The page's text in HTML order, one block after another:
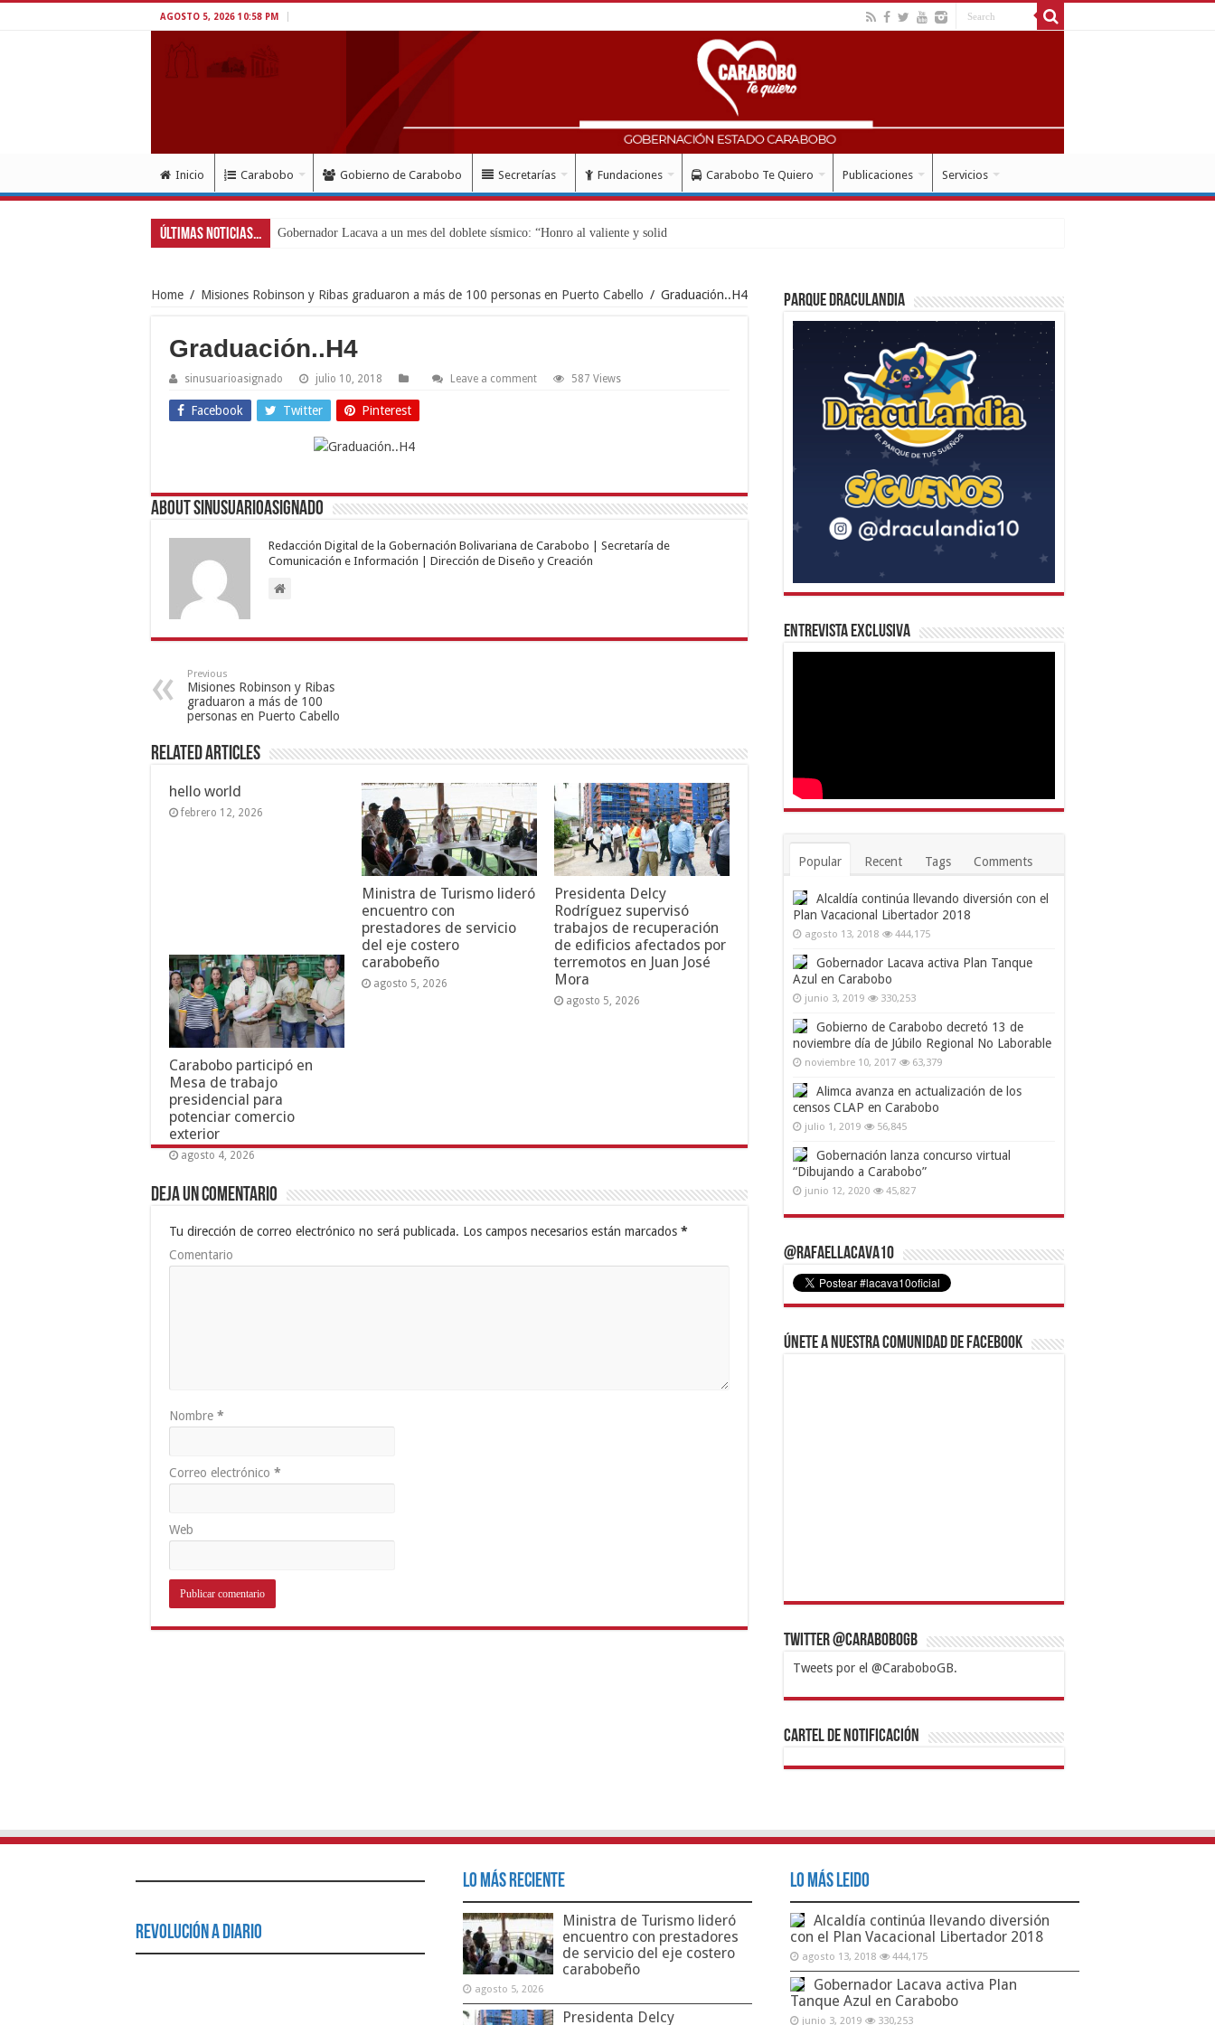
AGOSTO 5, 2026 10:58 PM
Inicio Carabobo Gobierno de Carabobo Secretarías Fundaciones Carabobo Te Quiero Publicaciones Servicios
Últimas Noticias... Gobernador Lacava a un mes del doblete sísmico: “Honro al valiente y solidario pueblo vene
Home / Misiones Robinson y Ribas graduaron a más de 100 personas en Puerto Cabello / Graduación..H4
Graduación..H4
sinusuarioasignado julio 10, 2018 Leave a comment 587 Views
Facebook Twitter Pinterest
About sinusuarioasignado
Redacción Digital de la Gobernación Bolivariana de Carabobo | Secretaría de
Comunicación e Información | Dirección de Diseño y Creación
Previous
Misiones Robinson y Ribas
graduaron a más de 100
personas en Puerto Cabello
Related Articles
hello world
febrero 12, 2026
Ministra de Turismo lideró
encuentro con
prestadores de servicio
del eje costero
carabobeño
agosto 5, 2026
Presidenta Delcy
Rodríguez supervisó
trabajos de recuperación
de edificios afectados por
terremotos en Juan José
Mora
agosto 5, 2026
Carabobo participó en
Mesa de trabajo
presidencial para
potenciar comercio
exterior
agosto 4, 2026
Deja un comentario
Tu dirección de correo electrónico no será publicada. Los campos necesarios están marcados *
Comentario
Nombre *
Correo electrónico *
Web
Parque Draculandia
Entrevista Exclusiva
Popular Recent Tags Comments
Alcaldía continúa llevando diversión con el
Plan Vacacional Libertador 2018
agosto 13, 2018 444,175
Gobernador Lacava activa Plan Tanque
Azul en Carabobo
junio 3, 2019 330,253
Gobierno de Carabobo decretó 13 de
noviembre día de Júbilo Regional No Laborable
noviembre 10, 2017 63,379
Alimca avanza en actualización de los
censos CLAP en Carabobo
julio 1, 2019 56,845
Gobernación lanza concurso virtual
“Dibujando a Carabobo”
junio 12, 2020 45,827
@RafaelLacava10
Únete a nuestra comunidad de Facebook
Twitter @CaraboboGB
Tweets por el @CaraboboGB.
1xbetBetturkeyBetistKralbetSupertotobetTipobet
https://mvbcasino.com/
Cartel de Notificación
Revolución a Diario
Lo Más Reciente
Ministra de Turismo lideró
encuentro con prestadores
de servicio del eje costero
carabobeño
agosto 5, 2026
Presidenta Delcy
Lo Más Leido
Alcaldía continúa llevando diversión
con el Plan Vacacional Libertador 2018
agosto 13, 2018 444,175
Gobernador Lacava activa Plan
Tanque Azul en Carabobo
junio 3, 2019 330,253